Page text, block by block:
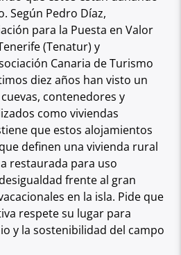
Según Pedro Díaz,
para la Puesta en Valor
(Tenatur) y
Canaria de Turismo
diez años han visto un
contenedores y
como viviendas
que estosalojamientos
definen una vivienda rural
restaurada para uso
frente al gran
en la isla. Pide que
respete su lugar para
y la sostenibilidad del campo